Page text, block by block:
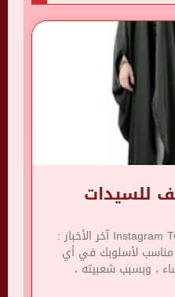
للسيدات
Instagram Twitter Snapchat Youtube آخر الأخبار :
مناسب لأسلوبك في أي
، وبسبب شعبيته ،